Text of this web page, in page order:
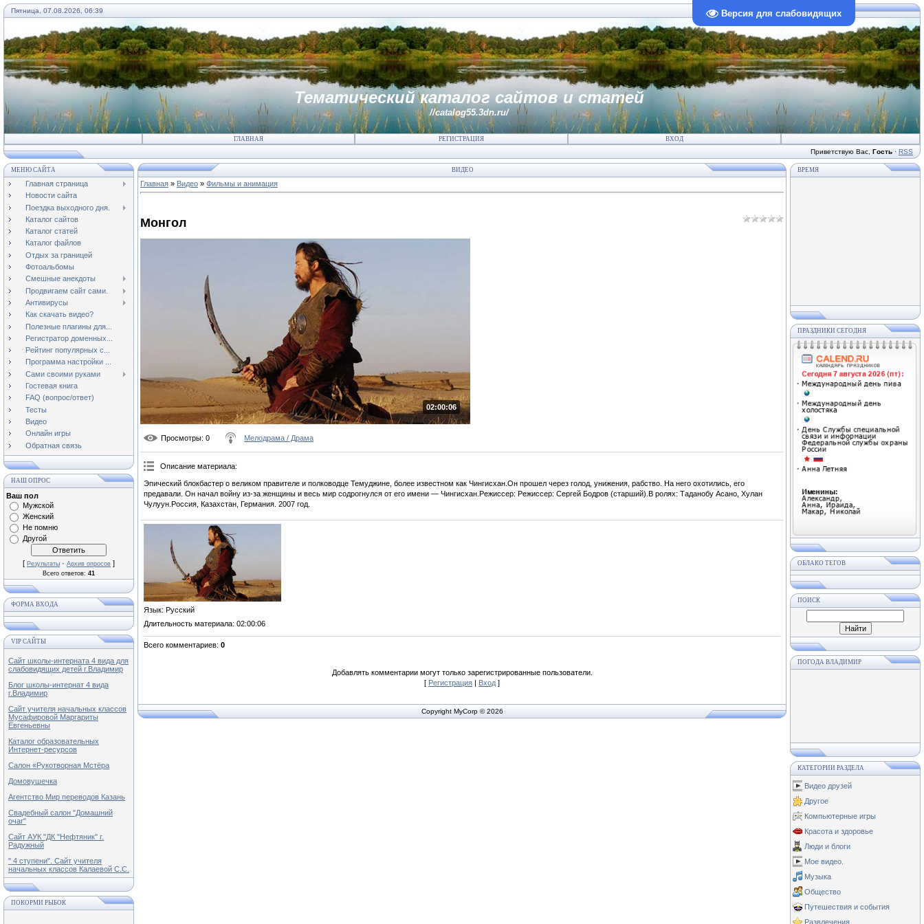
Версия для слабовидящих
Пятница, 07.08.2026, 06:39
Тематический каталог сайтов и статей
//catalog55.3dn.ru/
ГЛАВНАЯ РЕГИСТРАЦИЯ ВХОД
Приветствую Вас Гость · RSS
МЕНЮ САЙТА
Главная страница
Новости сайта
Поездка выходного дня.
Каталог сайтов
Каталог статей
Каталог файлов
Отдых за границей
Фотоальбомы
Смешные анекдоты
Продвигаем сайт сами.
Антивирусы
Как скачать видео?
Полезные плагины для...
Регистратор доменных...
Рейтинг популярных с...
Программа настройки ...
Сами своими руками
Гостевая книга
FAQ (вопрос/ответ)
Тесты
Видео
Онлайн игры
Обратная связь
НАШ ОПРОС
Ваш пол
Мужской
Женский
Не помню
Другой
[ Результаты · Архив опросов ]
Всего ответов: 41
ФОРМА ВХОДА
VIP САЙТЫ
Сайт школы-интерната 4 вида для
слабовидящих детей г.Владимир
Блог школы-интернат 4 вида
г.Владимир
Сайт учителя начальных классов
Мусафировой Маргариты
Евгеньевны
Каталог образовательных
Интернет-ресурсов
Салон «Рукотворная Мстёра
Домовушечка
Агентство Мир переводов Казань
Свадебный салон "Домашний
очаг"
Сайт АУК "ДК "Нефтяник" г.
Радужный
" 4 ступени". Сайт учителя
начальных классов Калаевой С.С.
ПОКОРМИ РЫБОК
ВИДЕО
Главная » Видео » Фильмы и анимация
Монгол
02:00:06
Просмотры: 0 Мелодрама / Драма
Описание материала:
Эпический блокбастер о великом правителе и полководце Темуджине, более известном как Чингисхан.Он прошел через голод, унижения, рабство. На него охотились, его
предавали. Он начал войну из-за женщины и весь мир содрогнулся от его имени — Чингисхан.Режиссер: Режиссер: Сергей Бодров (старший).В ролях: Таданобу Асано, Хулан
Чулуун.Россия, Казахстан, Германия. 2007 год.
Язык: Русский
Длительность материала: 02:00:06
Всего комментариев: 0
Добавлять комментарии могут только зарегистрированные пользователи.
[ Регистрация | Вход ]
Copyright MyCorp © 2026
ВРЕМЯ
ПРАЗДНИКИ СЕГОДНЯ
ОБЛАКО ТЕГОВ
ПОИСК
ПОГОДА ВЛАДИМИР
КАТЕГОРИИ РАЗДЕЛА
Видео друзей
Другое
Компьютерные игры
Красота и здоровье
Люди и блоги
Мое видео.
Музыка
Общество
Путешествия и события
Развлечения